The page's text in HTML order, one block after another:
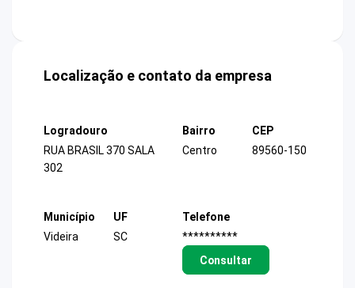
Localização e contato da empresa
Logradouro
RUA BRASIL 370 SALA
302
Bairro
Centro
CEP
89560-150
Município
Videira
UF
SC
Telefone
**********
Consultar